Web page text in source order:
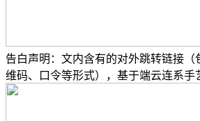
告白声明：文内含有的对外跳转链接（
维码、口令等形式），基于端云连系手